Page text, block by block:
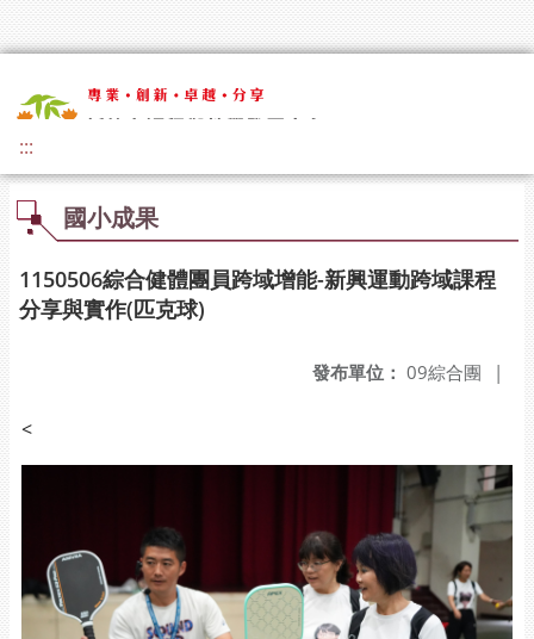
:::
國小成果
1150506綜合健體團員跨域增能-新興運動跨域課程
分享與實作(匹克球)
發布單位： 09綜合團 |
<